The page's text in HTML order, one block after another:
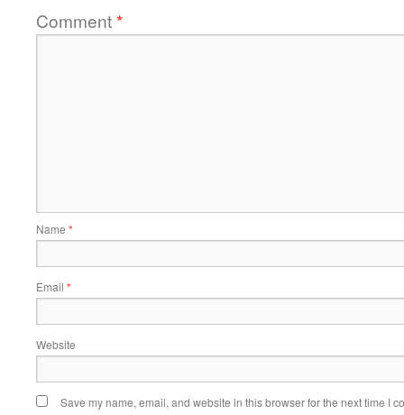
Comment*
Name *
Email *
Website
Save my name, email, and website in this browser for the next time I